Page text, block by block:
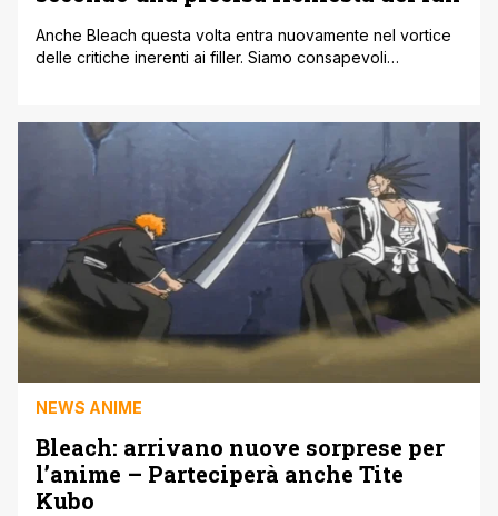
Anche Bleach questa volta entra nuovamente nel vortice
delle critiche inerenti ai filler. Siamo consapevoli
negativi. A detta del pubblico, e anche oggettivamente, in
Bleach insieme a Naruto e altri sono presenti davvero
troppi filler, che [']
NEWS ANIME
Bleach: arrivano nuove sorprese per
l’anime – Parteciperà anche Tite
Kubo